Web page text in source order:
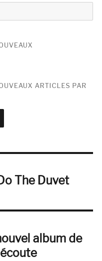
ARTICLES PAR
The Duvet
album de